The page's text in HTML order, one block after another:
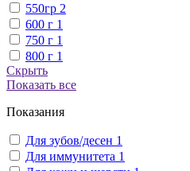
550гр 2
600 г 1
750 г 1
800 г 1
Скрыть
Показать все
Показания
Для зубов/десен 1
Для иммунитета 1